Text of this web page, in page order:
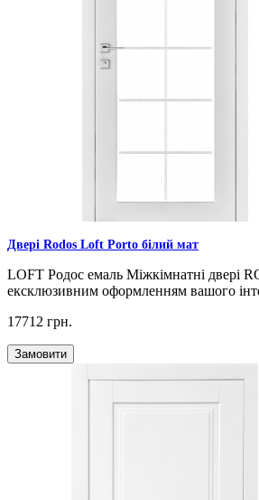
Двері Rodos Loft Porto білий мат
LOFT Родос емаль Міжкімнатні двері
ексклюзивним оформленням вашого
17712 грн.
Замовити